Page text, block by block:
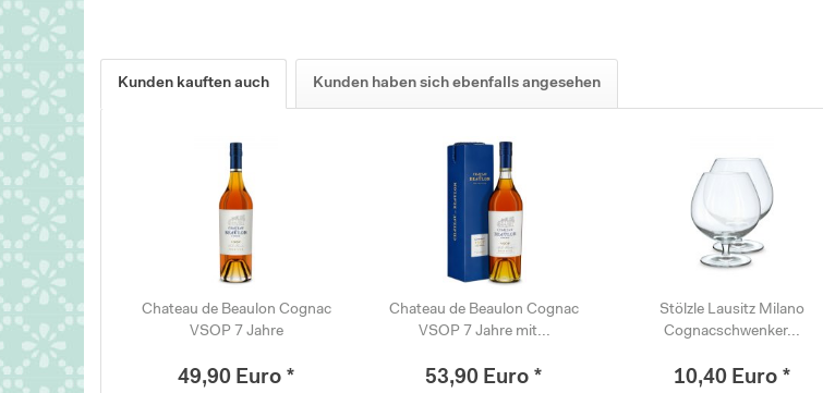
Kunden kauften auch Kunden haben sich ebenfalls angesehen
Chateau de Beaulon Cognac
VSOP 7 Jahre
49,90 Euro *
Chateau de Beaulon Cognac
VSOP 7 Jahre mit...
53,90 Euro *
Stölzle Lausitz Milano
Cognacschwenker...
10,40 Euro *